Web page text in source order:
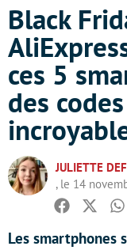
Black
ces 5
des
JULIETTE
, le 14
Facebook
Twitter
Les smartphones